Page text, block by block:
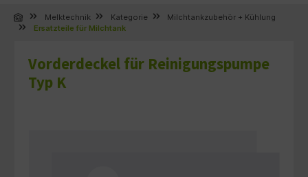
Melktechnik Kategorie
Milchtankzubehör + Kühlung
Ersatzteile für Milchtank
Vorderdeckel für Reinigungspumpe
Typ K